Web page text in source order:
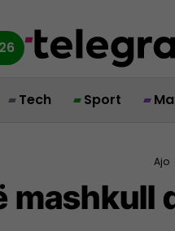
Tech Sport
Ajo
mashkull